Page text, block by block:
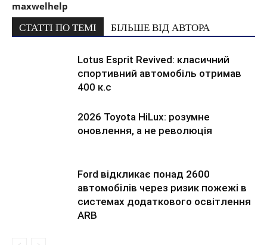
maxwelhelp
СТАТТІ ПО ТЕМІ БІЛЬШЕ ВІД АВТОРА
Lotus Esprit Revived: класичний
спортивний автомобіль отримав
400 к.с
2026 Toyota HiLux: розумне
оновлення, а не революція
Ford відкликає понад 2600
автомобілів через ризик пожежі в
системах додаткового освітлення
ARB